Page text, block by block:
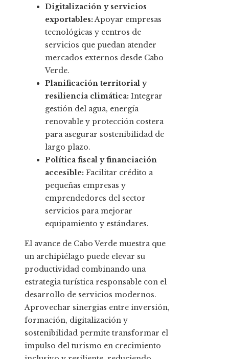
Digitalización y servicios
exportables:Apoyar empresas
tecnológicas y centros de
servicios que puedan atender
mercados externos desde Cabo
Verde.
Planificación territorial y
resiliencia climática: Integrar
gestión del agua, energía
renovable y protección costera
para asegurar sostenibilidad de
largo plazo.
Política fiscal y financiación
accesible: Facilitar crédito a
pequeñas empresas y
emprendedores del sector
servicios para mejorar
equipamiento y estándares.
El avance de Cabo Verde muestra que
un archipiélago puede elevar su
productividad combinando una
estrategia turística responsable con el
desarrollo de servicios modernos.
Aprovechar sinergias entre inversión,
formación, digitalización y
sostenibilidad permite transformar el
impulso del turismo en crecimiento